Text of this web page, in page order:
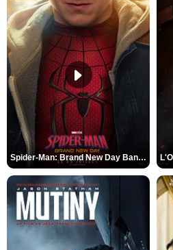
Spider-Man: Brand New Day Bande-annonce VO STFR